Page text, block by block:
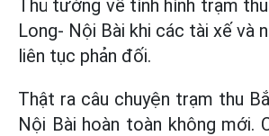
Thủ tướng về tình hình trạm
Long- Nội Bài khi các tài xế và
liên tục phản đối.
Thật ra câu chuyện trạm thu
Nội Bài hoàn toàn không mới.